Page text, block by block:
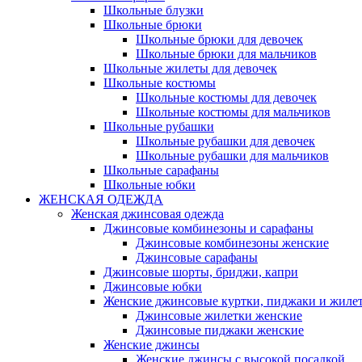
Школьные блузки
Школьные брюки
Школьные брюки для девочек
Школьные брюки для мальчиков
Школьные жилеты для девочек
Школьные костюмы
Школьные костюмы для девочек
Школьные костюмы для мальчиков
Школьные рубашки
Школьные рубашки для девочек
Школьные рубашки для мальчиков
Школьные сарафаны
Школьные юбки
ЖЕНСКАЯ ОДЕЖДА
Женская джинсовая одежда
Джинсовые комбинезоны и сарафаны
Джинсовые комбинезоны женские
Джинсовые сарафаны
Джинсовые шорты, бриджи, капри
Джинсовые юбки
Женские джинсовые куртки, пиджаки и
Джинсовые жилетки женские
Джинсовые пиджаки женские
Женские джинсы
Женские джинсы с высокой посадкой